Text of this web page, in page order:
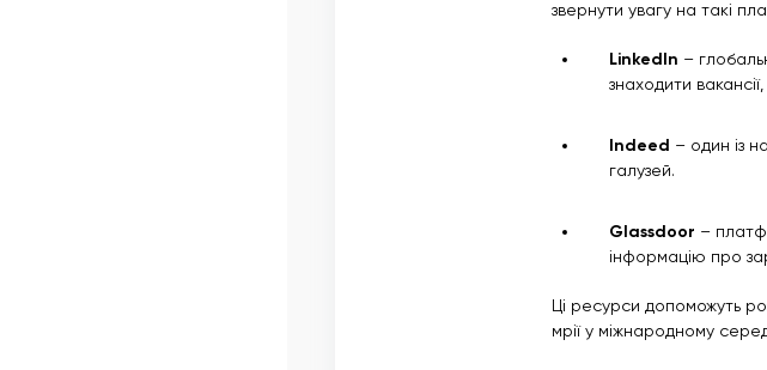
звернути увагу на такі
LinkedIn –
знаходити
Indeed – один із
галузей.
Glassdoor –
інформацію про
Ці ресурси допоможуть
мрії у міжнародному